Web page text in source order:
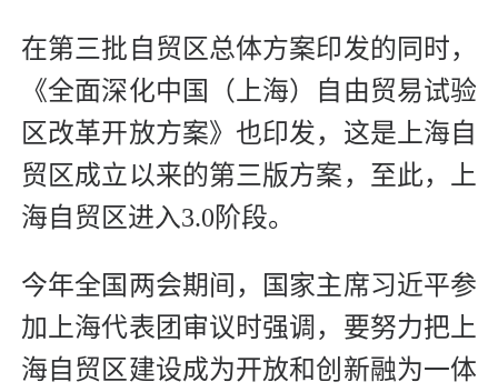
在第三批自贸区总体方案印发的同时，
《全面深化中国（上海）自由贸易试验
区改革开放方案》也印发，这是上海自
贸区成立以来的第三版方案，至此，上
海自贸区进入3.0阶段。
今年全国两会期间，国家主席习近平参
加上海代表团审议时强调，要努力把上
海自贸区建设成为开放和创新融为一体